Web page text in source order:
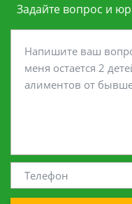
Задайте вопрос и